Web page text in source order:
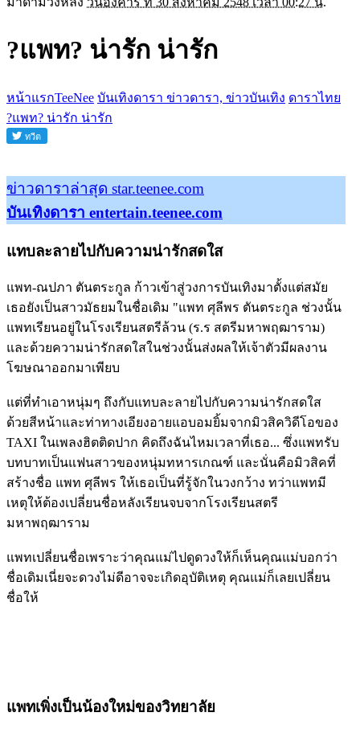
?แพท? น่ารัก น่ารัก
หน้าแรกTeeNee บันเทิงดารา ข่าวดารา, ข่าวบันเทิง ดาราไทย
?แพท? น่ารัก น่ารัก
ข่าวดาราล่าสุด star.teenee.com
บันเทิงดารา entertain.teenee.com
แทบละลายไปกับความน่ารักสดใส
แพท-ณปภา ตันตระกูล ก้าวเข้าสู่วงการบันเทิงมาตั้งแต่สมัย
เธอยังเป็นสาวมัธยมในชื่อเดิม "แพท ศุลีพร ตันตระกูล ช่วงนั้น
แพทเรียนอยู่ในโรงเรียนสตรีล้วน (ร.ร สตรีมหาพฤฒาราม)
และด้วยความน่ารักสดใสในช่วงนั้นส่งผลให้เจ้าตัวมีผลงาน
โฆษณาออกมาเพียบ
แต่ที่ทำเอาหนุ่มๆ ถึงกับแทบละลายไปกับความน่ารักสดใส
ด้วยสีหน้าและท่าทางเอียงอายแอบอมยิ้มจากมิวสิควิดีโอของ
TAXI ในเพลงฮิตติดปาก คิดถึงฉันไหมเวลาที่เธอ... ซึ่งแพทรับ
บทบาทเป็นแฟนสาวของหนุ่มทหารเกณฑ์ และนั่นคือมิวสิคที่
สร้างชื่อ แพท ศุลีพร ให้เธอเป็นที่รู้จักในวงกว้าง ทว่าแพทมี
เหตุให้ต้องเปลี่ยนชื่อหลังเรียนจบจากโรงเรียนสตรี
มหาพฤฒาราม
แพทเปลี่ยนชื่อเพราะว่าคุณแม่ไปดูดวงให้ก็เห็นคุณแม่บอกว่า
ชื่อเดิมเนี่ยจะดวงไม่ดีอาจจะเกิดอุบัติเหตุ คุณแม่ก็เลยเปลี่ยน
ชื่อให้
แพทเพิ่งเป็นน้องใหม่ของวิทยาลัย